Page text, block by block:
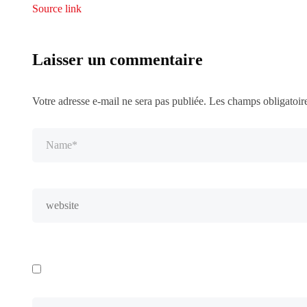
Source link
Laisser un commentaire
Votre adresse e-mail ne sera pas publiée. Les champs